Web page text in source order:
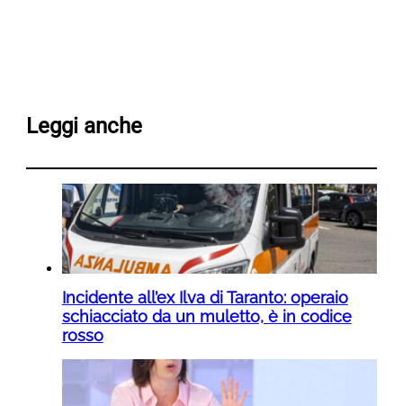
Leggi anche
Incidente all’ex Ilva di Taranto: operaio
schiacciato da un muletto, è in codice
rosso